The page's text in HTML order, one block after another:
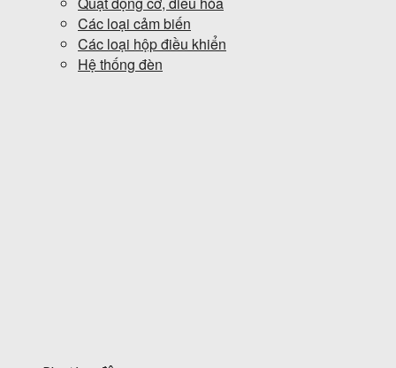
Các loại cảm biến
Các loại hộp điều khiển
Hệ thống đèn